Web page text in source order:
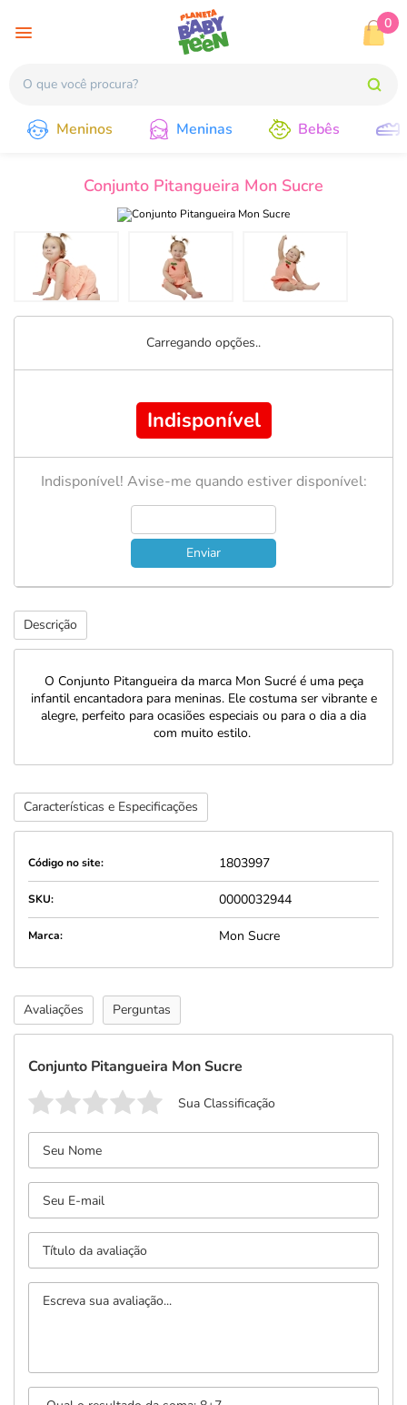
0
Meninos Meninas Bebês
Conjunto Pitangueira Mon Sucre
Carregando opções..
Indisponível
Indisponível! Avise-me quando estiver disponível:
Enviar
Descrição
O Conjunto Pitangueira da marca Mon Sucré é uma peça
infantil encantadora para meninas. Ele costuma ser vibrante e
alegre, perfeito para ocasiões especiais ou para o dia a dia
com muito estilo.
Características e Especificações
Código no site: 1803997
SKU: 0000032944
Marca: Mon Sucre
Avaliações Perguntas
Conjunto Pitangueira Mon Sucre
Sua Classificação